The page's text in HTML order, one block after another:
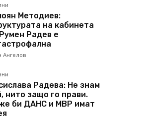
Методиев:
на кабинета
Радев е
Ангелов
Радева: Не знам
нито защо го прави.
би ДАНС и МВР имат